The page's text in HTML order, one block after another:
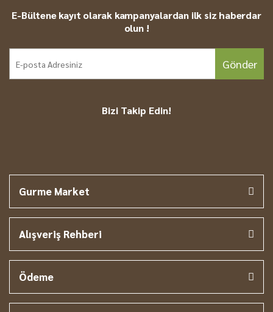
E-Bültene kayıt olarak kampanyalardan ilk siz haberdar
olun !
Gönder
Bizi Takip Edin!
Gurme Market
Alışveriş Rehberi
Ödeme